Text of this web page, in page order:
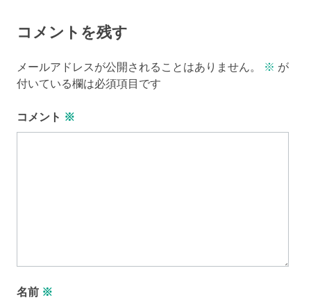
コメントを残す
メールアドレスが公開されることはありません。 ※ が
付いている欄は必須項目です
コメント ※
名前 ※